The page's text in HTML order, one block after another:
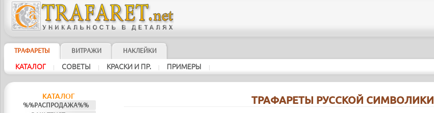
ТРАФАРЕТЫ ВИТРАЖИ НАКЛЕЙКИ
КАТАЛОГ | СОВЕТЫ | КРАСКИ И ПР. | ПРИМЕРЫ |
КАТАЛОГ
%%РАСПРОДАЖА%%
ТРАФАРЕТЫ РУССКОЙ СИМВОЛИКИ